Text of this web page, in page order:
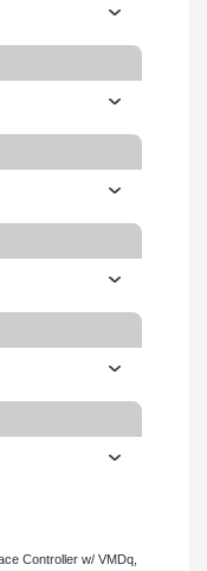
Controller w/ VMDq,